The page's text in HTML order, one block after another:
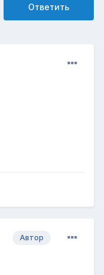
Ответить
Автор